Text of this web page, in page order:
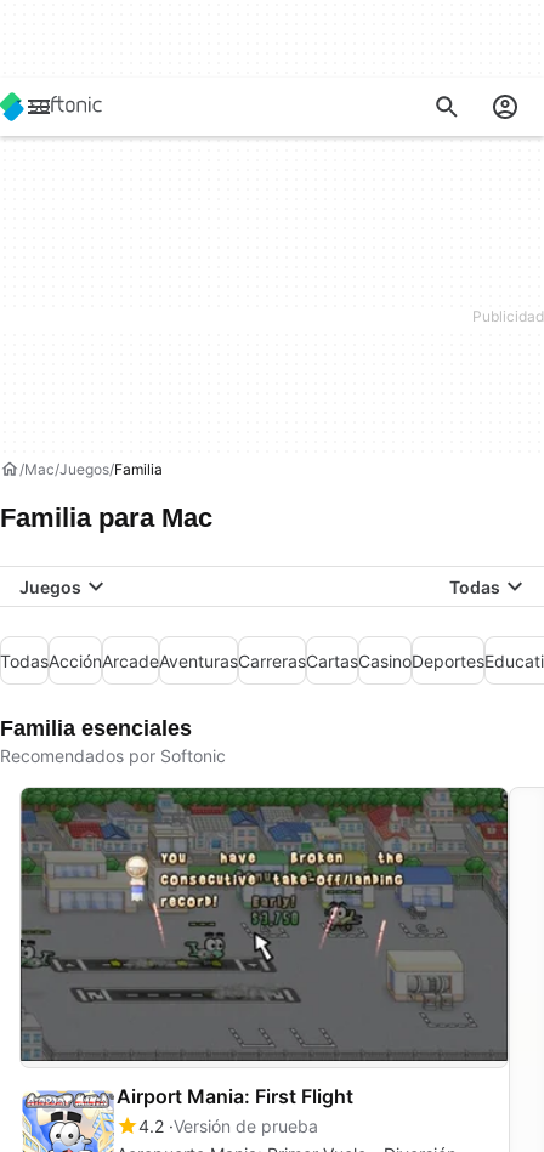
Mac Juegos Familia
Familia para Mac
Juegos Todas
TodasAcciónArcadeAventurasCarrerasCartasCasinoDeportes
Familia esenciales
Recomendados por Softonic
Airport Mania: First Flight
4.2 Versión de prueba